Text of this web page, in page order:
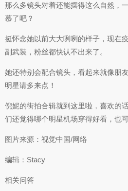
那么多镜头对着还能摆得这么自然，
慕了吧？
挺怀念她以前大大咧咧的样子，现在
副武装，粉丝都快认不出来了。
她还特别会配合镜头，看起来就像朋
明星请多来点！
倪妮的街拍合辑就到这里啦，喜欢的
们还觉得哪个明星机场穿得好看，也
图片来源：视觉中国/网络
编辑：Stacy
相关问答